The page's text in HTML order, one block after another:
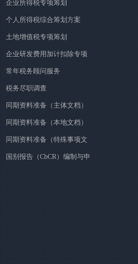
企业所得税专项筹划
个人所得税综合筹划方案
土地增值税专项筹划
企业研发费用加计扣除专项
辅导
常年税务顾问服务
税务尽职调查
同期资料准备（主体文档）
同期资料准备（本地文档）
同期资料准备（特殊事项文
档）
国别报告（CbCR）编制与申
报。